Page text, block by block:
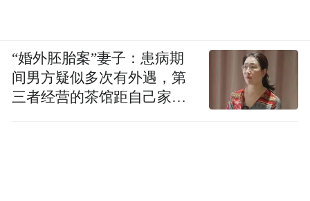
“婚外胚胎案”妻子：患病期
间男方疑似多次有外遇，第
三者经营的茶馆距自己家步